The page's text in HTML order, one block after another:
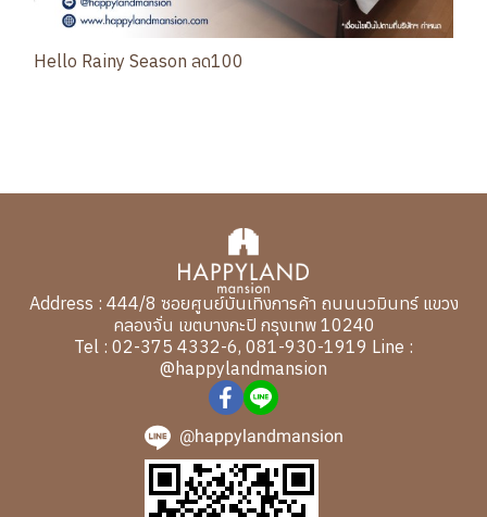
Hello Rainy Season ลด100
Address : 444/8 ซอยศูนย์บันเทิงการค้า ถนนนวมินทร์ แขวง
คลองจั่น เขตบางกะปิ กรุงเทพ 10240
Tel : 02-375 4332-6, 081-930-1919 Line :
@happylandmansion
@happylandmansion